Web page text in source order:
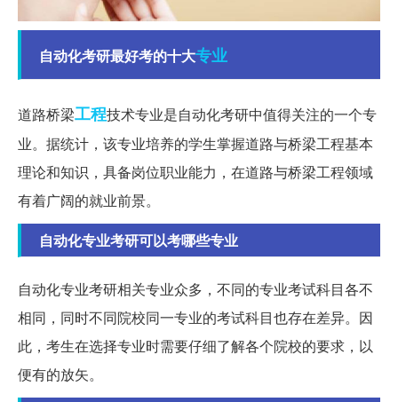
自动化考研最好考的十大专业
道路桥梁工程技术专业是自动化考研中值得关注的一个专
业。据统计，该专业培养的学生掌握道路与桥梁工程基本
理论和知识，具备岗位职业能力，在道路与桥梁工程领域
有着广阔的就业前景。
自动化专业考研可以考哪些专业
自动化专业考研相关专业众多，不同的专业考试科目各不
相同，同时不同院校同一专业的考试科目也存在差异。因
此，考生在选择专业时需要仔细了解各个院校的要求，以
便有的放矢。